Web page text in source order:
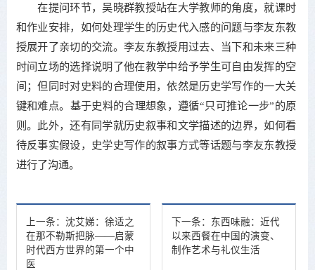
在提问环节，吴晓群教授站在大学教师的角度，就课时
和作业安排，如何处理学生的历史代入感的问题与李友东教
授展开了亲切的交流。李友东教授用过去、当下和未来三种
时间立场的选择说明了他在教学中给予学生可自由发挥的空
间；但同时对史料的合理使用，依然是历史学写作的一大关
键和难点。基于史料的合理想象，遵循“只可推论一步”的原
则。此外，还有同学就历史叙事和文学描述的边界，如何看
待反事实假设，史学史写作的叙事方式等话题与李友东教授
进行了沟通。
上一条： 沈艾娣：徐适之
在那不勒斯把脉——启蒙
时代西方世界的第一个中
医
下一条： 东西味融：近代
以来西餐在中国的演变、
制作艺术与礼仪生活